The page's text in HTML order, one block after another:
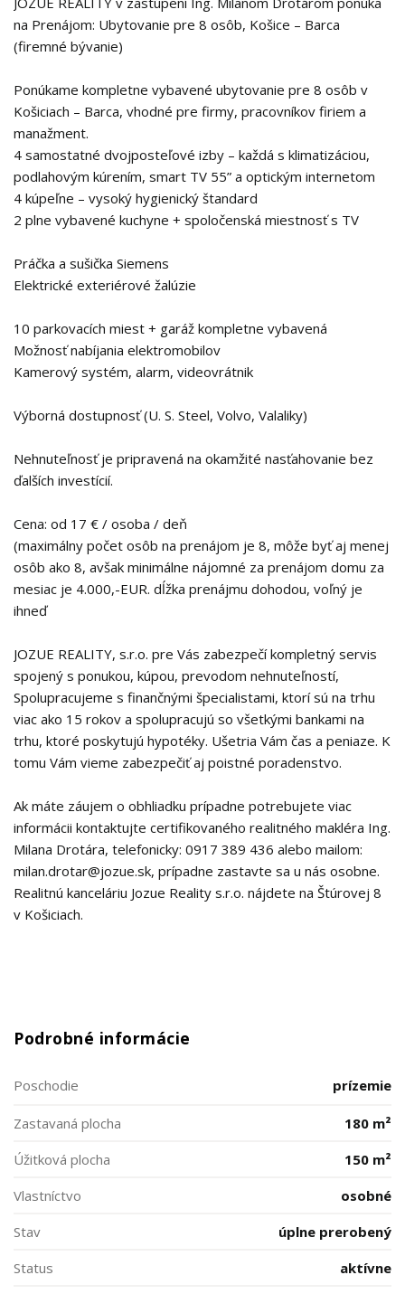
na Prenájom: Ubytovanie pre 8 osôb, Košice – Barca
(firemné bývanie)
Ponúkame kompletne vybavené ubytovanie pre 8 osôb v
Košiciach – Barca, vhodné pre firmy, pracovníkov firiem a
manažment.
4 samostatné dvojposteľové izby – každá s klimatizáciou,
podlahovým kúrením, smart TV 55” a optickým internetom
4 kúpeľne – vysoký hygienický štandard
2 plne vybavené kuchyne + spoločenská miestnosť s TV
Práčka a sušička Siemens
Elektrické exteriérové žalúzie
10 parkovacích miest + garáž kompletne vybavená
Možnosť nabíjania elektromobilov
Kamerový systém, alarm, videovrátnik
Výborná dostupnosť (U. S. Steel, Volvo, Valaliky)
Nehnuteľnosť je pripravená na okamžité nasťahovanie bez
ďalších investícií.
Cena: od 17 € / osoba / deň
(maximálny počet osôb na prenájom je 8, môže byť aj menej
osôb ako 8, avšak minimálne nájomné za prenájom domu za
mesiac je 4.000,-EUR. dĺžka prenájmu dohodou, voľný je
ihneď
JOZUE REALITY, s.r.o. pre Vás zabezpečí kompletný servis
spojený s ponukou, kúpou, prevodom nehnuteľností,
Spolupracujeme s finančnými špecialistami, ktorí sú na trhu
viac ako 15 rokov a spolupracujú so všetkými bankami na
trhu, ktoré poskytujú hypotéky. Ušetria Vám čas a peniaze. K
tomu Vám vieme zabezpečiť aj poistné poradenstvo.
Ak máte záujem o obhliadku prípadne potrebujete viac
informácii kontaktujte certifikovaného realitného makléra Ing.
Milana Drotára, telefonicky: 0917 389 436 alebo mailom:
milan.drotar@jozue.sk, prípadne zastavte sa u nás osobne.
Realitnú kanceláriu Jozue Reality s.r.o. nájdete na Štúrovej 8
v Košiciach.
Podrobné informácie
Poschodie prízemie
Zastavaná plocha
180 m²
Úžitková plocha
150 m²
Vlastníctvo
osobné
Stav
úplne prerobený
Status
aktívne